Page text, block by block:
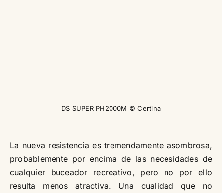
DS SUPER PH2000M © Certina
La nueva resistencia es tremendamente asombrosa,
probablemente por encima de las necesidades de
cualquier buceador recreativo, pero no por ello
resulta menos atractiva. Una cualidad que no